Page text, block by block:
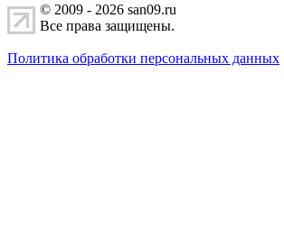
© 2009 - 2026 san09.ru
Все права защищены.
Политика обработки персональных данных